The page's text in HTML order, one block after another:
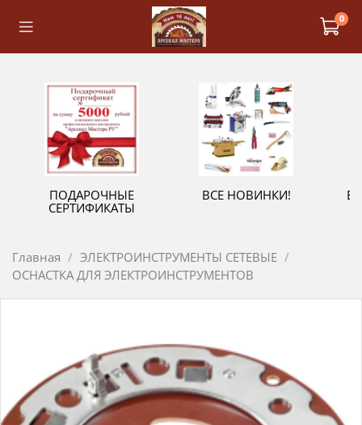
0
ПОДАРОЧНЫЕ
СЕРТИФИКАТЫ
ВСЕ НОВИНКИ!
Главная
ЭЛЕКТРОИНСТРУМЕНТЫ СЕТЕВЫЕ
ОСНАСТКА ДЛЯ ЭЛЕКТРОИНСТРУМЕНТОВ